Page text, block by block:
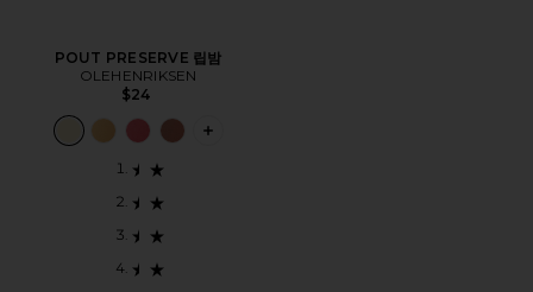
POUT PRESERVE 립밤
OLEHENRIKSEN
$24
PLUS ICON TO SEE MORE OPTIONS